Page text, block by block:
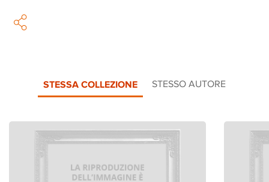
STESSA COLLEZIONE STESSO AUTORE